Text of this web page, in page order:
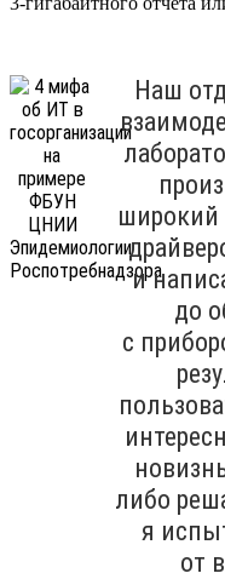
Наш
широкий
и
до
с
либо
я
от